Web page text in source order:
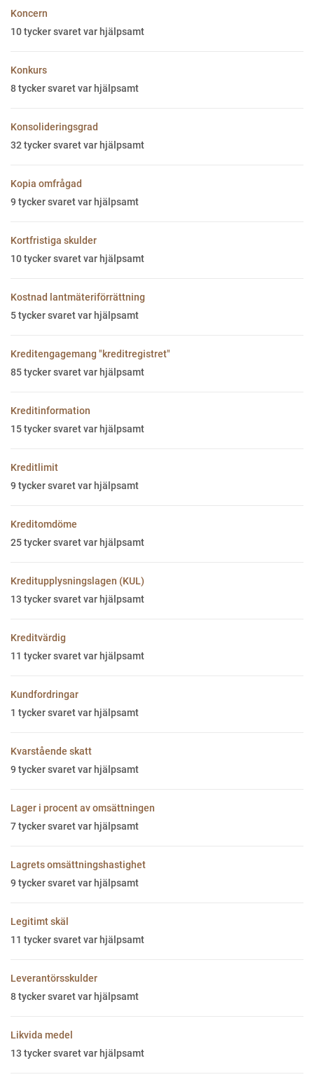
Koncern
10tycker svaret var hjälpsamt
Konkurs
8tycker svaret var hjälpsamt
Konsolideringsgrad
32tycker svaret var hjälpsamt
Kopia omfrågad
9 tycker svaret var hjälpsamt
Kortfristiga skulder
10tycker svaret var hjälpsamt
Kostnad lantmäteriförrättning
5tycker svaret var hjälpsamt
Kreditengagemang "kreditregistret"
85tycker svaret var hjälpsamt
Kreditinformation
15tycker svaret var hjälpsamt
Kreditlimit
9 tycker svaret var hjälpsamt
Kreditomdöme
25tycker svaret var hjälpsamt
Kreditupplysningslagen (KUL)
13 tycker svaret var hjälpsamt
Kreditvärdig
11 tycker svaret var hjälpsamt
Kundfordringar
1 tycker svaret var hjälpsamt
Kvarstående skatt
9 tycker svaret var hjälpsamt
Lager i procent av omsättningen
7tycker svaret var hjälpsamt
Lagrets omsättningshastighet
9 tycker svaret var hjälpsamt
Legitimt skäl
11 tycker svaret var hjälpsamt
Leverantörsskulder
8tycker svaret var hjälpsamt
Likvida medel
13 tycker svaret var hjälpsamt